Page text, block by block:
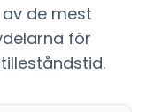
de mest
för